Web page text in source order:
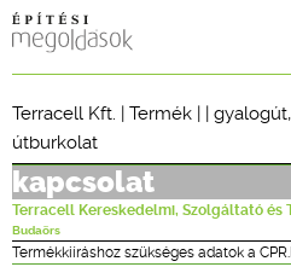
CPR
ÉPÍTÉSI JOG
Terracell Kft. | Termék | | gyalogút,
útburkolat
kapcsolat
Terracell Kereskedelmi, Szolgáltató és
Budaörs
Termékkiíráshoz szükséges adatok a